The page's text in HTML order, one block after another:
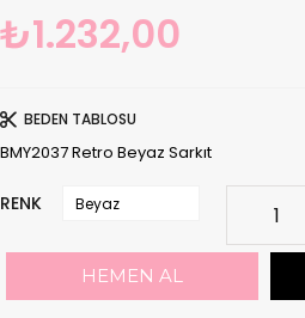
₺1.232,00
BEDEN TABLOSU
BMY2037 Retro Beyaz Sarkıt
RENK